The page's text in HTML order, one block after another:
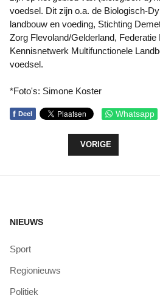
voedsel. Dit zijn o.a. de Biologisch-
landbouw en voeding, Stichting
Zorg Flevoland/Gelderland, Federatie
Kennisnetwerk Multifunctionele
voedsel.
*Foto's: Simone Koster
f Deel Whatsapp
VORIG ARTIKEL:
VORIGE
NIEUWS
Sport
Regionieuws
Politiek